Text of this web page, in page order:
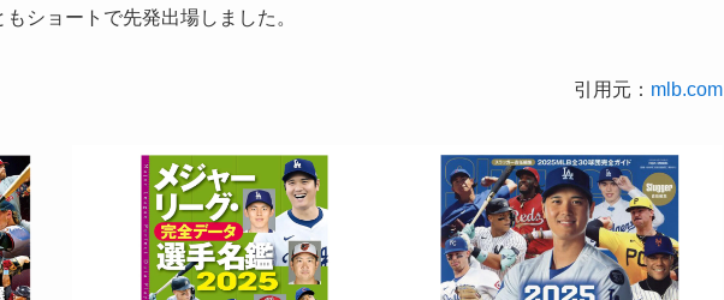
ショートで先発出場しました。
引用元： mlb.com